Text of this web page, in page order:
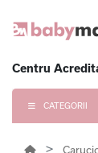
Centru
CATEGORII